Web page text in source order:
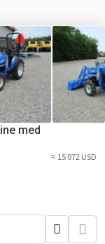
med
≈ 15 072 USD